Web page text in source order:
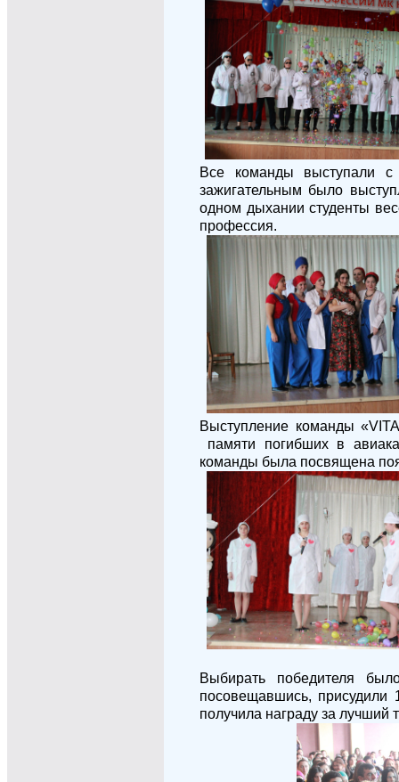
Все команды выступали
зажигательным было
одном дыхании студенты
профессия.
Выступление команды «VITA
памяти погибших в
команды была посвящена
Выбирать победителя
посовещавшись, присудили
получила награду за лучший